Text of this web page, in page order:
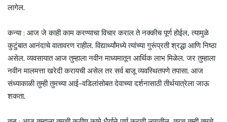
लागेल.
कन्या : आज जे काही काम करण्याचा विचार कराल ते नक्कीच पूर्ण होईल, त्यामुळे
कुटुंबात आनंदाचे वातावरण राहील. विद्यार्थ्यांमध्ये त्यांच्या गुरूंप्रती श्रद्धा आणि निष्ठा
असेल. व्यवसायात आज तुम्हाला नवीन माध्यमातून आर्थिक लाभ मिळेल. जर तुम्हाला
नवीन मालमत्ता खरेदी करायची असेल तर सर्व बाजू व्यवस्थितपणे तपासा. आज
संध्याकाळी तुम्ही तुमच्या आई-वडिलांसोबत देवाच्या दर्शनासाठी तीर्थयात्रेला जाऊ
शकता.